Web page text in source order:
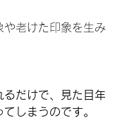
や老けた印象を生み
るだけで、見た目年
しまうのです。